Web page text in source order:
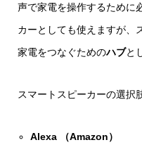
声で家電を操作するために
カーとしても使えますが、
家電をつなぐためのハブと
スマートスピーカーの選択
Alexa （Amazon）